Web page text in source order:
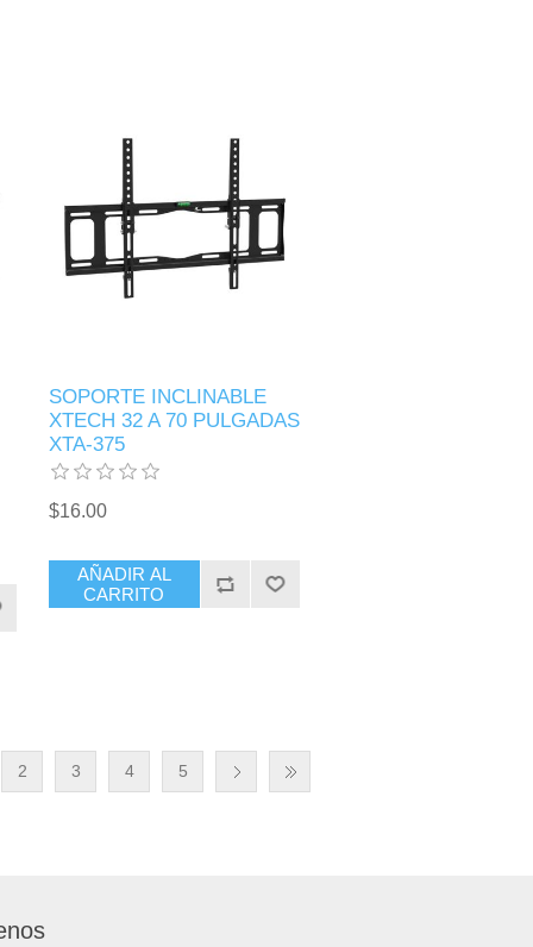
SOPORTE INCLINABLE
XTECH 32 A 70 PULGADAS
XTA-375
$16.00
AÑADIR AL
CARRITO
2 3 4 5